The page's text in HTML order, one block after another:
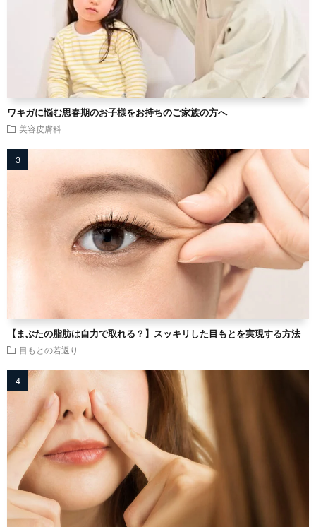
ワキガに悩む思春期のお子様をお持ちのご家族の方へ
美容皮膚科
【まぶたの脂肪は自力で取れる？】スッキリした目もとを実現する方法
目もとの若返り